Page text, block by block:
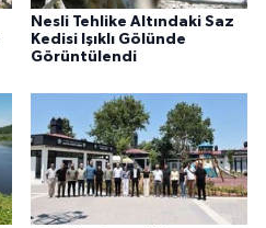
Nesli Tehlike Altındaki Saz
Kedisi Işıklı Gölünde
Görüntülendi